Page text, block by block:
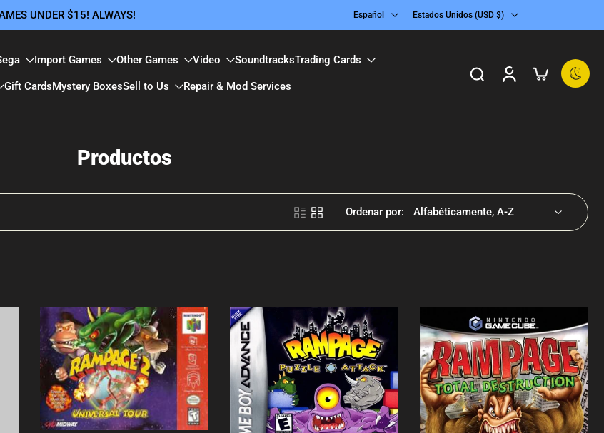
UNDER $15! ALWAYS! Español Estados Unidos ‎(USD $)‎
Import Games Other Games Video SoundtracksTrading Cards
Gift CardsMystery BoxesSell to Us Repair & Mod Services
Productos
Ordenar por: